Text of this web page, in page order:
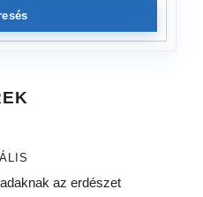
az erdészet